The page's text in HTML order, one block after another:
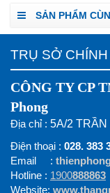
SẢN PHẨM
TRỤ SỞ CHÍNH
CÔNG TY CP
Phong
Địa chỉ : 5A/2 TRẦN
Điện thoại : 028. 383
Email :
Hotline : 1900888863
Website: